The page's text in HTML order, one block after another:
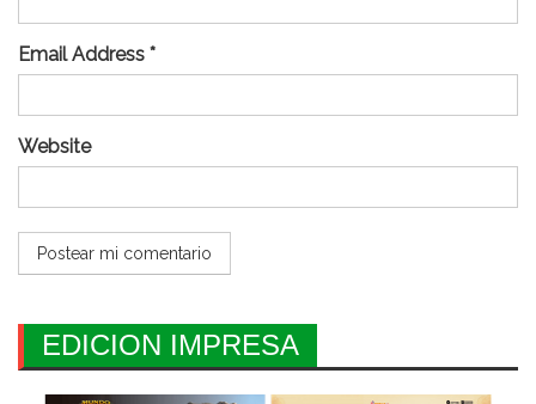
Email Address *
Website
EDICION IMPRESA